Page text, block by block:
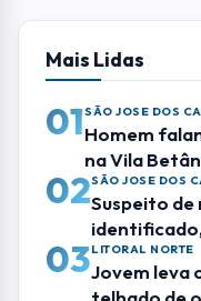
Mais Lidas
01SÃO JOSE DOS
Homem
na Vila
02SÃO JOSE DOS
Suspeito de
03LITORAL NORTE
Jovem leva